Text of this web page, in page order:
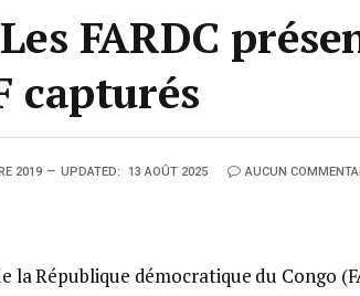
FARDC
capturés
2019 UPDATED: 13 AOÛT 2025 AUCUN
la République démocratique du Congo